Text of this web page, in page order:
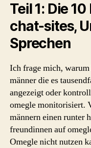
Teil 1: Die
chat-sites,
Sprechen
Ich frage mich,
männer die es
angezeigt oder
omegle monitorisiert.
männern einen
freundinnen auf
Omegle nicht nutzen